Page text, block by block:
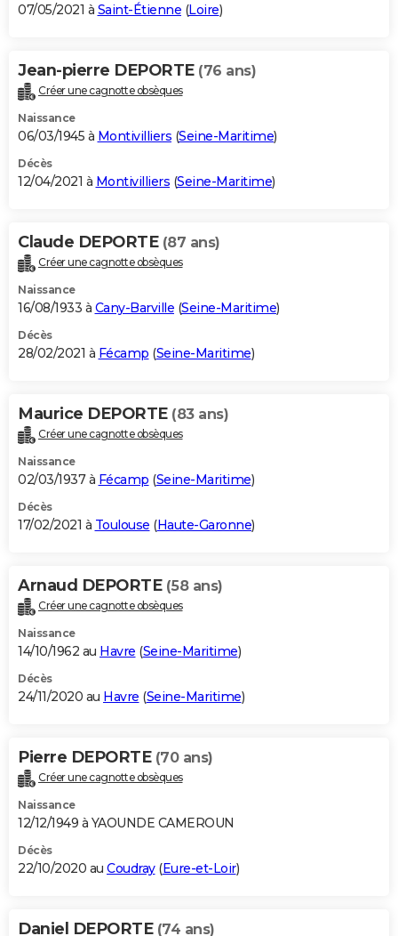
07/05/2021 à Saint-Étienne (Loire)
Jean-pierre DEPORTE (76 ans)
Créer une cagnotte obsèques
Naissance
06/03/1945 à Montivilliers (Seine-Maritime)
Décès
12/04/2021 à Montivilliers (Seine-Maritime)
Claude DEPORTE (87 ans)
Créer une cagnotte obsèques
Naissance
16/08/1933 à Cany-Barville (Seine-Maritime)
Décès
28/02/2021 à Fécamp (Seine-Maritime)
Maurice DEPORTE (83 ans)
Créer une cagnotte obsèques
Naissance
02/03/1937 à Fécamp (Seine-Maritime)
Décès
17/02/2021 à Toulouse (Haute-Garonne)
Arnaud DEPORTE (58 ans)
Créer une cagnotte obsèques
Naissance
14/10/1962 au Havre (Seine-Maritime)
Décès
24/11/2020 au Havre (Seine-Maritime)
Pierre DEPORTE (70 ans)
Créer une cagnotte obsèques
Naissance
12/12/1949 à YAOUNDE CAMEROUN
Décès
22/10/2020 au Coudray(Eure-et-Loir)
Daniel DEPORTE (74 ans)